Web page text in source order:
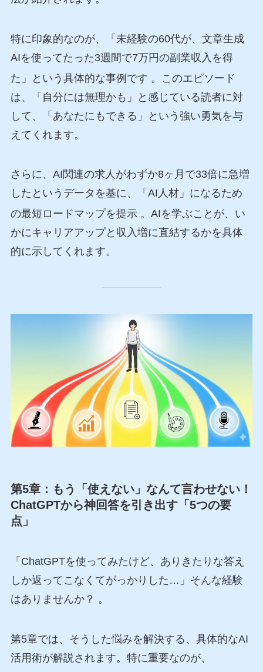
特に印象的なのが、「未経験の60代が、文章生成
AIを使ってたった3週間で7万円の副業収入を得
た」という具体的な事例です 。このエピソード
は、「自分には無理かも」と感じている読者に対
して、「あなたにもできる」という強い勇気を与
えてくれます。
さらに、AI関連の求人がわずか8ヶ月で33倍に急増
したというデータを基に、「AI人材」になるため
の最短ロードマップを提示 。AIを学ぶことが、い
かにキャリアアップと収入増に直結するかを具体
的に示してくれます。
第5章：もう「使えない」なんて言わせない！
ChatGPTから神回答を引き出す「5つの要
点」
「ChatGPTを使ってみたけど、ありきたりな答え
しか返ってこなくてがっかりした…」そんな経験
はありませんか？ 。
第5章では、そうした悩みを解決する、具体的なAI
活用術が解説されます。特に重要なのが、